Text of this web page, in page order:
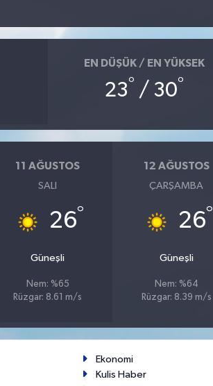
EN DÜŞÜK / EN YÜKSEK
23° / 30°
11 AĞUSTOS
SALI
26°
Güneşli
Nem: %65
Rüzgar: 8.61 m/s
12 AĞUSTOS
ÇARŞAMBA
26°
Güneşli
Nem: %64
Rüzgar: 8.39 m/s
Ekonomi
Kulis Haber